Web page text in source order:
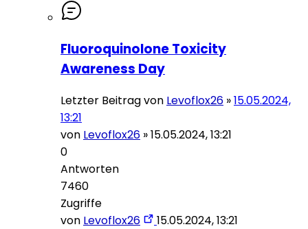
Fluoroquinolone Toxicity
Awareness Day
Letzter Beitrag von Levoflox26 »15.05.2024,
13:21
von Levoflox26 »15.05.2024, 13:21
0
Antworten
7460
Zugriffe
von Levoflox26 15.05.2024, 13:21